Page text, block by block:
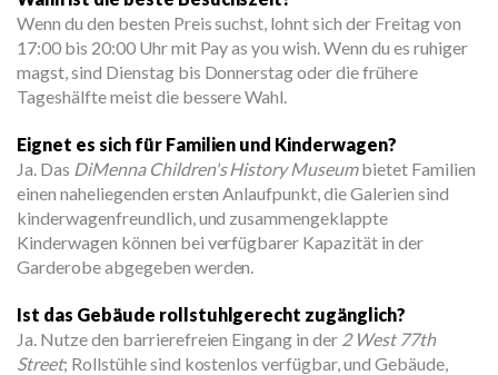
Wenn du den besten Preis suchst, lohnt sich der Freitag von
17:00 bis 20:00 Uhr mit Pay as you wish. Wenn du es ruhiger
magst, sind Dienstag bis Donnerstag oder die frühere
Tageshälfte meist die bessere Wahl.
Eignet es sich für Familien und Kinderwagen?
Ja. Das DiMenna Children's History Museumbietet Familien
einen naheliegenden ersten Anlaufpunkt, die Galerien sind
kinderwagenfreundlich, und zusammengeklappte
Kinderwagen können bei verfügbarer Kapazität in der
Garderobe abgegeben werden.
Ist das Gebäude rollstuhlgerecht zugänglich?
Ja. Nutze den barrierefreien Eingang in der 2 West 77th
Street; Rollstühle sind kostenlos verfügbar, und Gebäude,